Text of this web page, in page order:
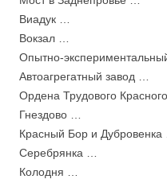
Виадук …
Вокзал …
Опытно-
Автоагрегатный завод …
Ордена Трудового
Гнездово …
Красный Бор и Дубровенка
Серебрянка …
Колодня …